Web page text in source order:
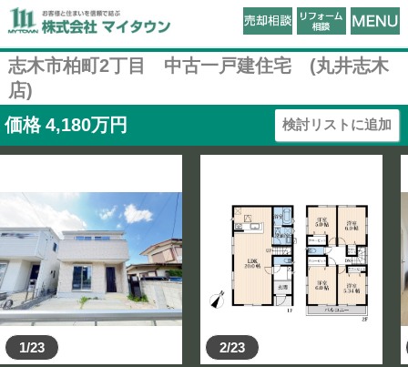
志木市柏町2丁目 中古一戸建住宅 (丸井志木
店)
価格 4,180万円 検討リストに追加
1/23 2/23